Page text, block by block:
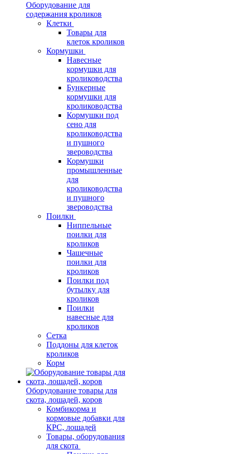
Оборудование для
содержания кроликов
Клетки
Товары для
клеток кроликов
Кормушки
Навесные
кормушки для
кролиководства
Бункерные
кормушки для
кролиководства
Кормушки под
сено для
кролиководства
и пушного
звероводства
Кормушки
промышленные
для
кролиководства
и пушного
звероводства
Поилки
Ниппельные
поилки для
кроликов
Чашечные
поилки для
кроликов
Поилки под
бутылку для
кроликов
Поилки
навесные для
кроликов
Сетка
Поддоны для клеток
кроликов
Корм
Оборудование товары для
скота, лошадей, коров
Комбикорма и
кормовые добавки для
КРС, лошадей
Товары, оборудования
для скота